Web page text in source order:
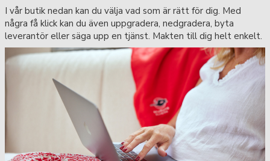
I vår butik nedan kan du välja vad som är rätt för dig. Med
några få klick kan du även uppgradera, nedgradera, byta
leverantör eller säga upp en tjänst. Makten till dig helt enkelt.